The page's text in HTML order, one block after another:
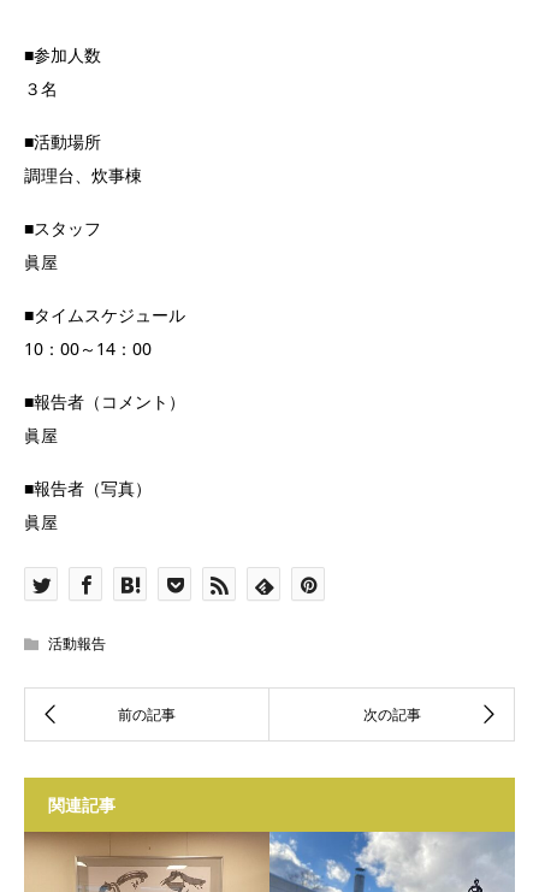
■参加人数
３名
■活動場所
調理台、炊事棟
■スタッフ
眞屋
■タイムスケジュール
10：00～14：00
■報告者（コメント）
眞屋
■報告者（写真）
眞屋
活動報告
関連記事